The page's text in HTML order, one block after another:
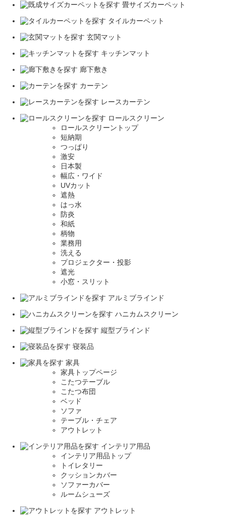
畳サイズカーペット
タイルカーペット
玄関マット
キッチンマット
廊下敷き
カーテン
レースカーテン
ロールスクリーン
ロールスクリーントップ
短納期
つっぱり
激安
日本製
幅広・ワイド
UVカット
遮熱
はっ水
防炎
和紙
柄物
業務用
洗える
プロジェクター・投影
遮光
小窓・スリット
アルミブラインド
ハニカムスクリーン
縦型ブラインド
寝装品
家具
家具トップページ
こたつテーブル
こたつ布団
ベッド
ソファ
テーブル・チェア
アウトレット
インテリア用品
インテリア用品トップ
トイレタリー
クッションカバー
ソファーカバー
ルームシューズ
アウトレット